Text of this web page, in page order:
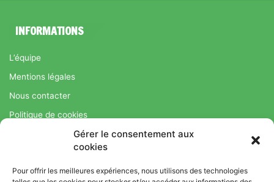
Gérer le consentement aux
cookies
Pour offrir les meilleures expériences, nous utilisons des technologies
INFORMATIONS
L’équipe
Mentions légales
Nous contacter
Politique de cookies
Régime Savoir Maigrir.fr : La méthode Jean-Michel Cohen pour
une perte de poids durable